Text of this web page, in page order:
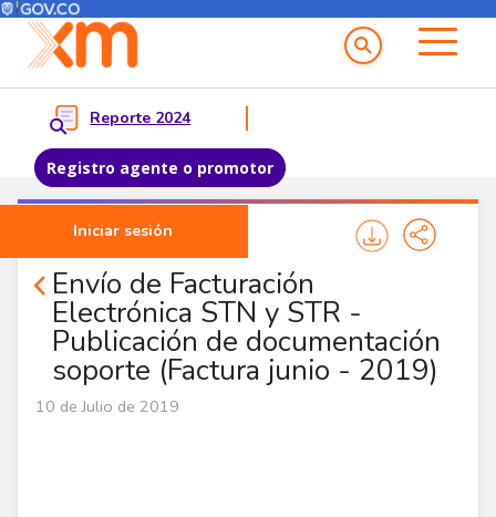
Pasar al contenido principal
Menú del Usuario
Reporte 2024
Registro agente o promotor
Iniciar sesión
Menu principal
Envío de Facturación
Electrónica STN y STR -
Publicación de documentación
soporte (Factura junio - 2019)
Noticias Agentes
10 de Julio de 2019